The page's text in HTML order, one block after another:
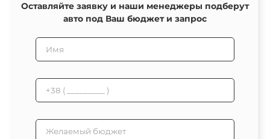
Оставляйте заявку и наши менеджеры подберут
авто под Ваш бюджет и запрос